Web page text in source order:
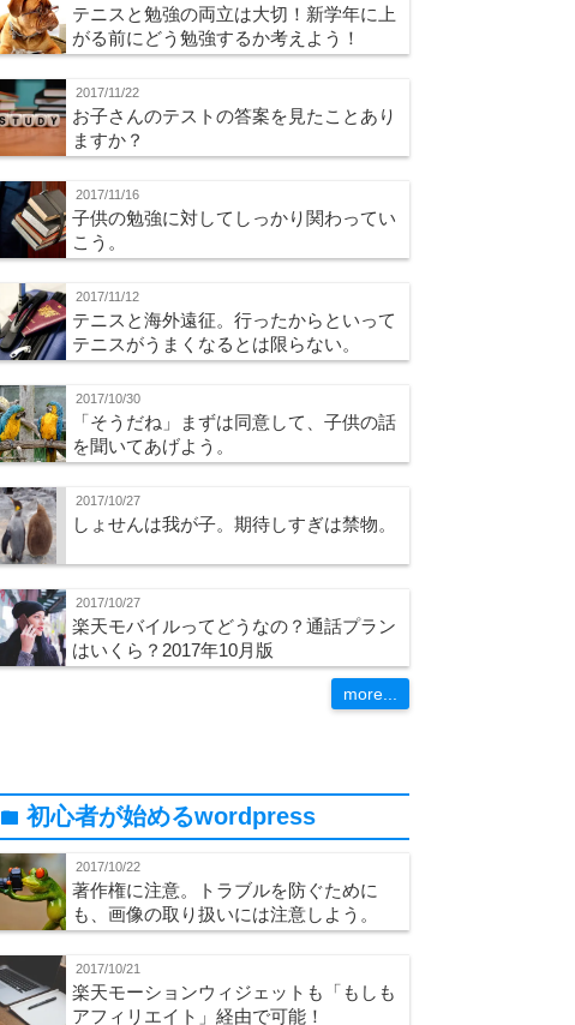
テニスと勉強の両立は大切！新学年に上
がる前にどう勉強するか考えよう！
2017/11/22
お子さんのテストの答案を見たことあり
ますか？
2017/11/16
子供の勉強に対してしっかり関わってい
こう。
2017/11/12
テニスと海外遠征。行ったからといって
テニスがうまくなるとは限らない。
2017/10/30
「そうだね」まずは同意して、子供の話
を聞いてあげよう。
2017/10/27
しょせんは我が子。期待しすぎは禁物。
2017/10/27
楽天モバイルってどうなの？通話プラン
はいくら？2017年10月版
more...
folder 初心者が始めるwordpress
2017/10/22
著作権に注意。トラブルを防ぐために
も、画像の取り扱いには注意しよう。
2017/10/21
楽天モーションウィジェットも「もしも
アフィリエイト」経由で可能！